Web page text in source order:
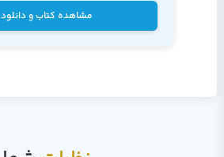
مشاهده کتاب و دانلود